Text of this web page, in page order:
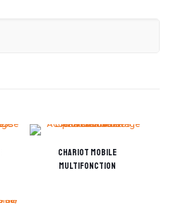
Chariot mobile
multifonction